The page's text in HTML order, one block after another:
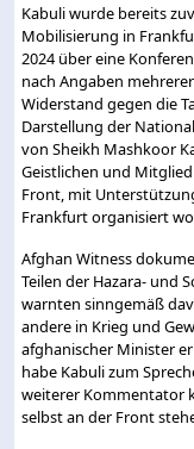
Kabuli wurde bereits
Mobilisierung in
2024 über eine
nach Angaben
Widerstand gegen die
Darstellung der
von Sheikh Mashkoor
Geistlichen und
Front, mit
Frankfurt organisiert
Afghan Witness
Teilen der Hazara- und
warnten sinngemäß
andere in Krieg und
afghanischer Minister
habe Kabuli zum
weiterer Kommentator
selbst an der Front